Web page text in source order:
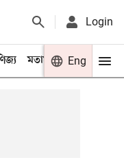
Login
মতামত খেলা
Eng